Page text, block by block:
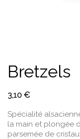
Bretzels
3,10 €
Spécialité
la main et plongée
parsemée de